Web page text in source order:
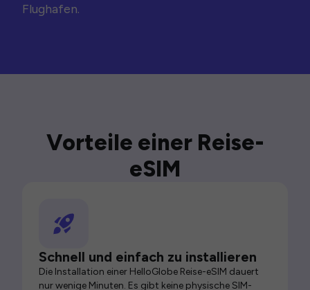
Flughafen.
Vorteile einer Reise-
eSIM
Schnell und einfach zu installieren
Die Installation einer HelloGlobe Reise-eSIM dauert
nur wenige Minuten. Es gibt keine physische SIM-